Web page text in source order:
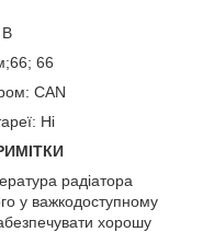
В
66
CAN
Ні
радіатора
у важкодоступному
хорошу